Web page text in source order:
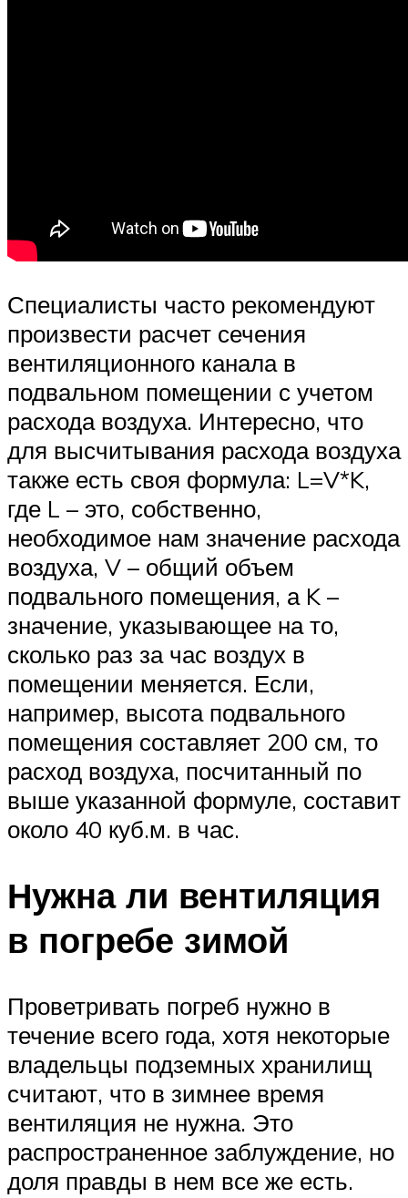
Специалисты часто рекомендуют
произвести расчет сечения
вентиляционного канала в
подвальном помещении с учетом
расхода воздуха. Интересно, что
для высчитывания расхода воздуха
также есть своя формула: L=V*K,
где L – это, собственно,
необходимое нам значение расхода
воздуха, V – общий объем
подвального помещения, а K –
значение, указывающее на то,
сколько раз за час воздух в
помещении меняется. Если,
например, высота подвального
помещения составляет 200 см, то
расход воздуха, посчитанный по
выше указанной формуле, составит
около 40 куб.м. в час.
Нужна ли вентиляция
в погребе зимой
Проветривать погреб нужно в
течение всего года, хотя некоторые
владельцы подземных хранилищ
считают, что в зимнее время
вентиляция не нужна. Это
распространенное заблуждение, но
доля правды в нем все же есть.